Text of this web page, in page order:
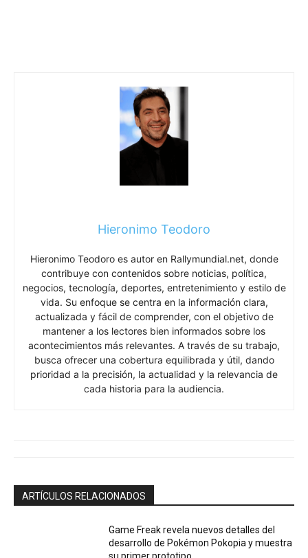
Hieronimo Teodoro
Hieronimo Teodoro es autor en Rallymundial.net, donde
contribuye con contenidos sobre noticias, política,
negocios, tecnología, deportes, entretenimiento y estilo de
vida. Su enfoque se centra en la información clara,
actualizada y fácil de comprender, con el objetivo de
mantener a los lectores bien informados sobre los
acontecimientos más relevantes. A través de su trabajo,
busca ofrecer una cobertura equilibrada y útil, dando
prioridad a la precisión, la actualidad y la relevancia de
cada historia para la audiencia.
ARTÍCULOS RELACIONADOS
Game Freak revela nuevos detalles del
desarrollo de Pokémon Pokopia y muestra
su primer prototipo